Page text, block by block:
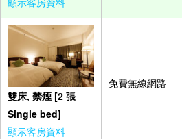
雙床, 禁煙 [2 張
Single bed]
顯示客房資料
免費無線網路